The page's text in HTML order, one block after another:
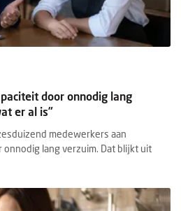
door onnodig lang
er al is”
medewerkers aan
lang verzuim. Dat blijkt uit